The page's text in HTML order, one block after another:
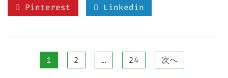
Pinterest Linkedin
1 2 … 24 次へ